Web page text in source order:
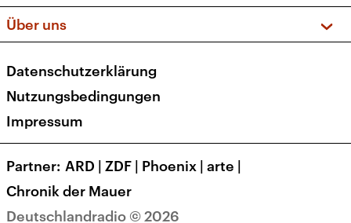
Apps
Newsletter
Veranstaltungen
Social Media
Über uns
Presse
Karriere
Transparenz
Deutschlandradio © 2026
Datenschutzerklärung
Nutzungsbedingungen
Impressum
Partner ARD | ZDF | Phoenix | arte |
Chronik der Mauer